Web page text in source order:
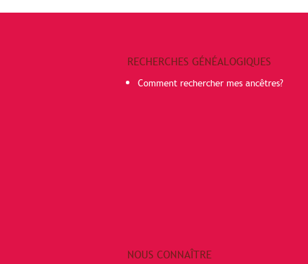
RECHERCHES GÉNÉALOGIQUES
Comment rechercher mes ancêtres?
NOUS CONNAÎTRE